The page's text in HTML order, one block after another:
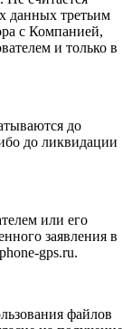
данных третьим
с Компанией,
и только в
до
до ликвидации
или его
заявления в
gps.ru.
файлов